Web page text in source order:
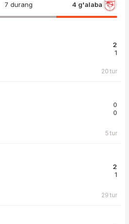
7 durang 4 g'alaba
2
1
20 tur
0
0
5 tur
2
1
29 tur